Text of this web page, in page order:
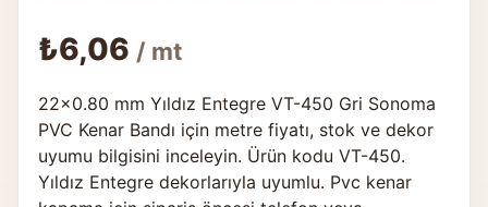
₺6,06 / mt
22×0.80 mm Yıldız Entegre VT-450 Gri Sonoma
PVC Kenar Bandı için metre fiyatı, stok ve dekor
uyumu bilgisini inceleyin. Ürün kodu VT-450.
Yıldız Entegre dekorlarıyla uyumlu. Pvc kenar